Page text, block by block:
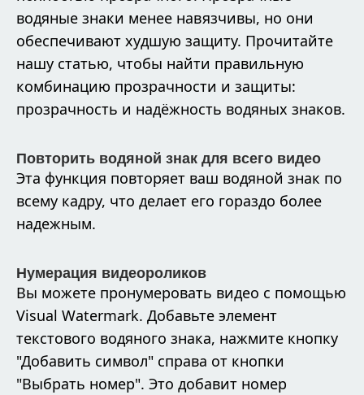
водяные знаки менее навязчивы, но они
обеспечивают худшую защиту. Прочитайте
нашу статью, чтобы найти правильную
комбинацию прозрачности и защиты:
прозрачность и надёжность водяных знаков.
Повторить водяной знак для всего видео
Эта функция повторяет ваш водяной знак по
всему кадру, что делает его гораздо более
надежным.
Нумерация видеороликов
Вы можете пронумеровать видео с помощью
Visual Watermark. Добавьте элемент
текстового водяного знака, нажмите кнопку
"Добавить символ" справа от кнопки
"Выбрать номер". Это добавит номер